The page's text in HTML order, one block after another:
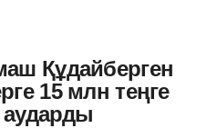
Құдайберген
15 млн теңге